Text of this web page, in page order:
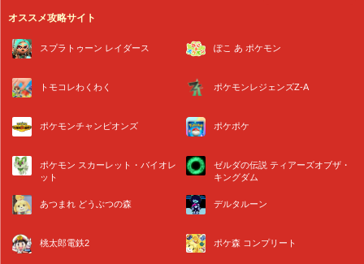
オススメ攻略サイト
スプラトゥーン レイダース ぽこ あ ポケモン
トモコレわくわく ポケモンレジェンズZ-A
ポケモンチャンピオンズ ポケポケ
ポケモン スカーレット・バイオレ
ット
ゼルダの伝説 ティアーズオブザ・
キングダム
あつまれ どうぶつの森 デルタルーン
桃太郎電鉄2 ポケ森 コンプリート